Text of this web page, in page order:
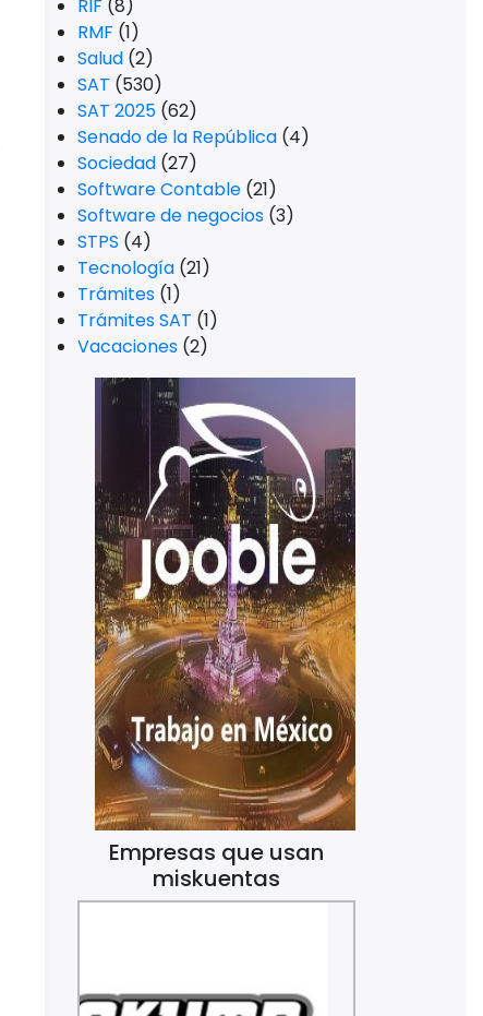
RIF (8)
RMF (1)
Salud (2)
SAT (530)
SAT 2025 (62)
Senado de la República (4)
Sociedad (27)
Software Contable (21)
Software de negocios (3)
STPS (4)
Tecnología (21)
Trámites (1)
Trámites SAT (1)
Vacaciones (2)
Empresas que usan
miskuentas